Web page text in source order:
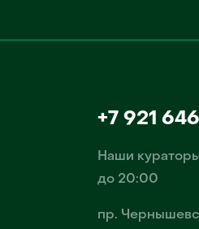
+7 921
Наши
до 20:00
пр.